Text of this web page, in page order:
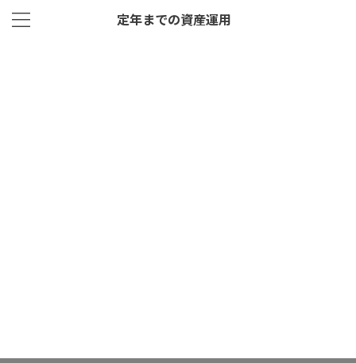
定年までの資産運用